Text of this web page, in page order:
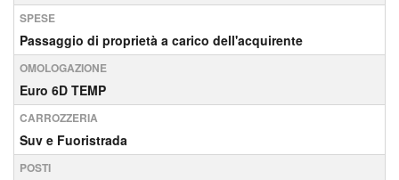
SPESE
Passaggio di proprietà a carico dell'acquirente
OMOLOGAZIONE
Euro 6D TEMP
CARROZZERIA
Suv e Fuoristrada
POSTI